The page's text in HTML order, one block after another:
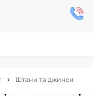
Штани та джинси